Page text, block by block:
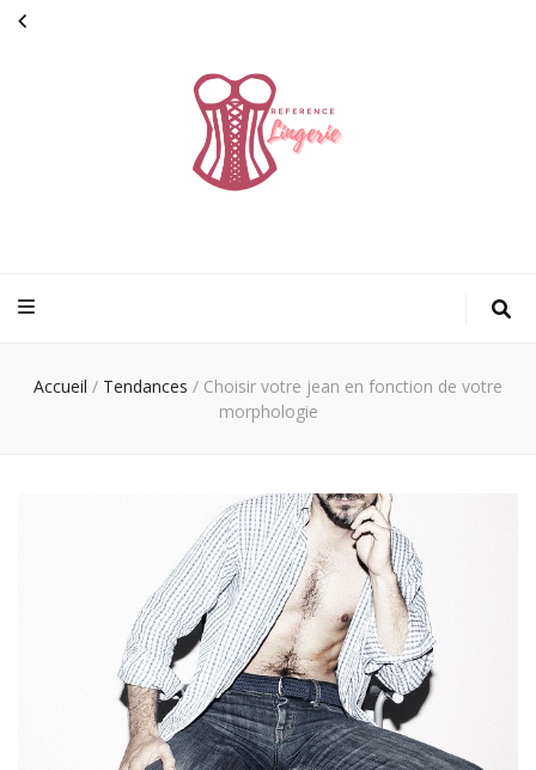
Accueil / Tendances / Choisir votre jean en fonction de votre
morphologie